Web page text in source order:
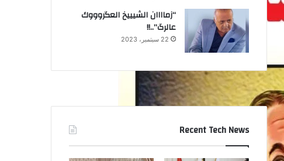
“زماااان الشيييخ العگروووك
عالرگ”..!!
22 سبتمبر، 2023
Recent Tech News